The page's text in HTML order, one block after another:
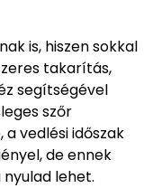
is, hiszen sokkal
takarítás,
segítségével
szőr
vedlési időszak
de ennek
lehet.